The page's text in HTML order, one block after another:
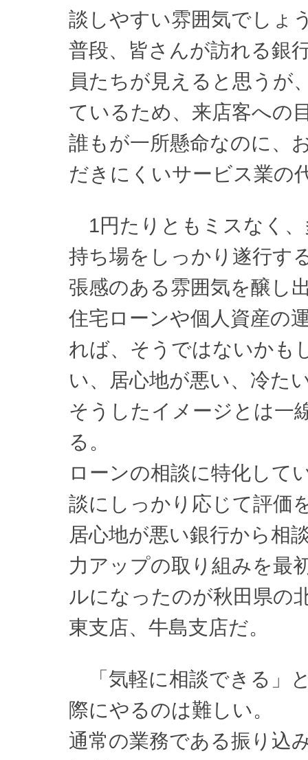
談しやすい雰囲気でしょ
普段、皆さんが訪れる銀
員たちが見えると思うが
ているため、来店客への
誰もが一所懸命なのに、
だきにくいサービス業の
1円たりともミスなく、
持ち場をしっかり遂行す
張感のある雰囲気を醸し
住宅ローンや個人資産の
れば、そうではないかも
い、居心地が悪い、冷た
そうしたイメージとは一
る。
ローンの相談に特化して
談にしっかり応じて評価
居心地が悪い銀行から相
力アップの取り組みを最
ルになったのが秋田県の
東支店、牛島支店だ。
「気軽に相談できる」
際にやるのは難しい。
通常の業務である振り込